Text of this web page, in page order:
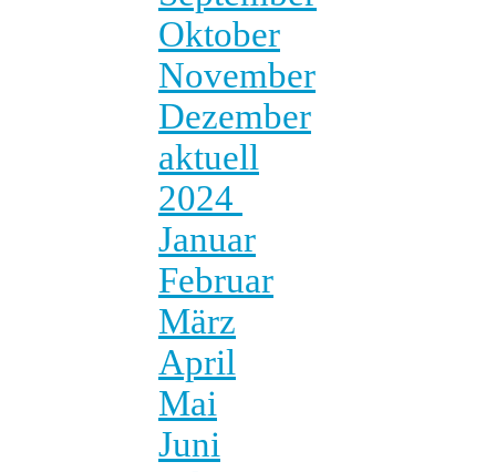
Oktober
November
Dezember
aktuell
2024
Januar
Februar
März
April
Mai
Juni